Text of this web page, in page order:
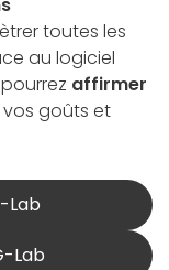
toutes les
au logiciel
affirmer
goûts et
Lab
Lab